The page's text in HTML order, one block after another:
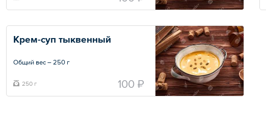
Крем-суп тыквенный
Общий вес – 250 г
250 г 100 ₽